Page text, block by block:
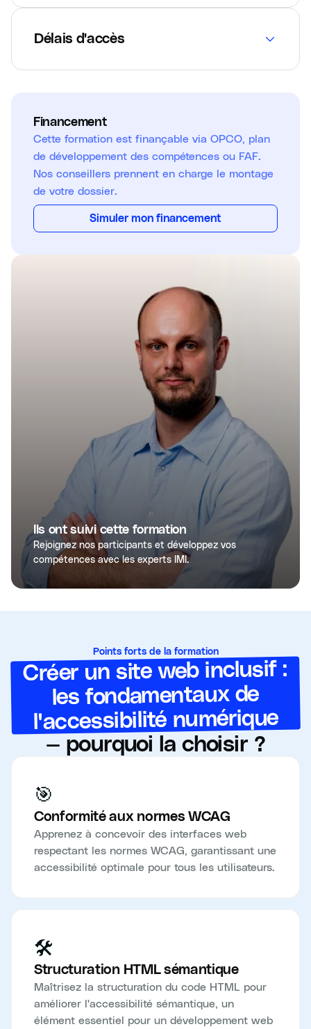
Délais d'accès
Financement
Cette formation est finançable via OPCO, plan
de développement des compétences ou FAF.
Nos conseillers prennent en charge le montage
de votre dossier.
Simuler mon financement
Ils ont suivi cette formation
Rejoignez nos participants et développez vos
compétences avec les experts IMI.
Points forts de la formation
Créer un site web inclusif :
les fondamentaux de
l'accessibilité numérique
— pourquoi la choisir ?
🎯
Conformité aux normes WCAG
Apprenez à concevoir des interfaces web
respectant les normes WCAG, garantissant une
accessibilité optimale pour tous les utilisateurs.
🛠️
Structuration HTML sémantique
Maîtrisez la structuration du code HTML pour
améliorer l'accessibilité sémantique, un
élément essentiel pour un développement web